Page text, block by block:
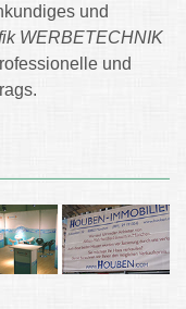
und
WERBETECHNIK
und